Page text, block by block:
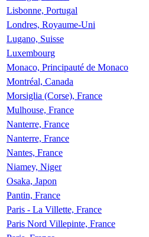
Lisbonne, Portugal
Londres, Royaume-Uni
Lugano, Suisse
Luxembourg
Monaco, Principauté de Monaco
Montréal, Canada
Morsiglia (Corse), France
Mulhouse, France
Nanterre, France
Nanterre, France
Nantes, France
Niamey, Niger
Osaka, Japon
Pantin, France
Paris - La Villette, France
Paris Nord Villepinte, France